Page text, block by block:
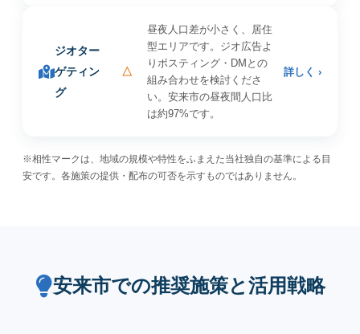
ジオター
ゲティン
グ
△
昼夜人口差が小さく、居住
型エリアです。ジオ広告よ
りポスティング・DMとの
組み合わせを検討くださ
い。安来市の昼夜間人口比
は約97%です。
詳しく ›
※相性マークは、地域の規模や特性をふまえた当社独自の基準による目
安です。各施策の提供・配布の可否を示すものではありません。
安来市での推奨施策と活用戦略